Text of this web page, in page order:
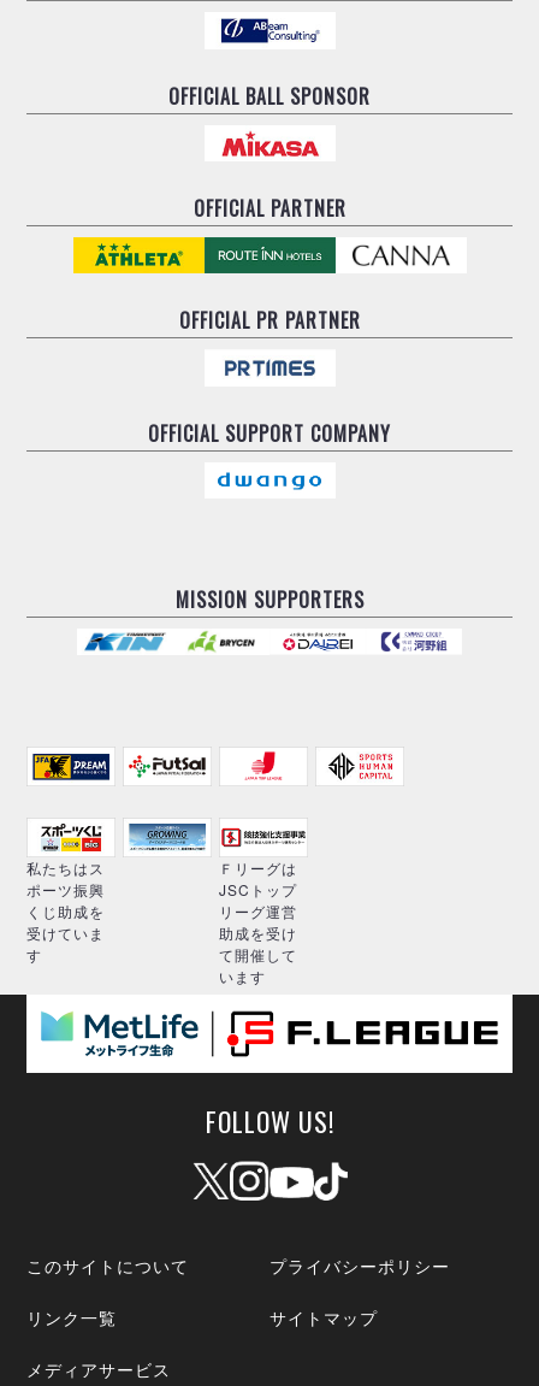
OFFICIAL BALL SPONSOR
OFFICIAL PARTNER
OFFICIALPR PARTNER
OFFICIAL SUPPORT COMPANY
MISSION SUPPORTERS
私たちはス
ポーツ振興
くじ助成を
受けていま
す
Ｆリーグは
JSCトップ
リーグ運営
助成を受け
て開催して
います
FOLLOW US!
このサイトについて プライバシーポリシー
リンク一覧 サイトマップ
メディアサービス